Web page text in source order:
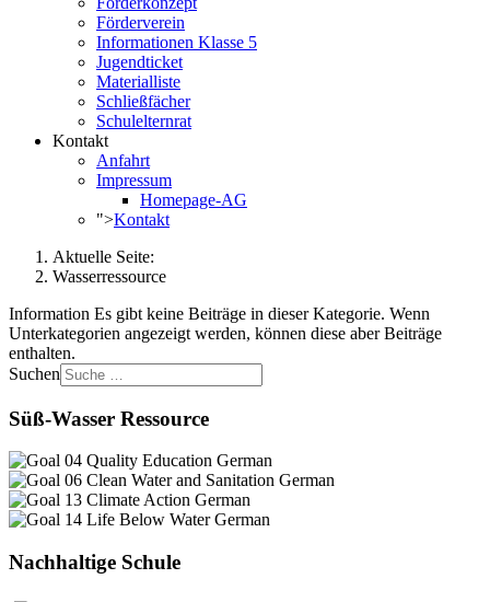
Förderverein
Informationen Klasse 5
Jugendticket
Materialliste
Schließfächer
Schulelternrat
Kontakt
Anfahrt
Impressum
Homepage-AG
">Kontakt
Aktuelle Seite:
Wasserressource
Information Es gibt keine Beiträge in dieser Kategorie. Wenn
Unterkategorien angezeigt werden, können diese aber Beiträge
enthalten.
Suchen
Süß-Wasser Ressource
Nachhaltige Schule